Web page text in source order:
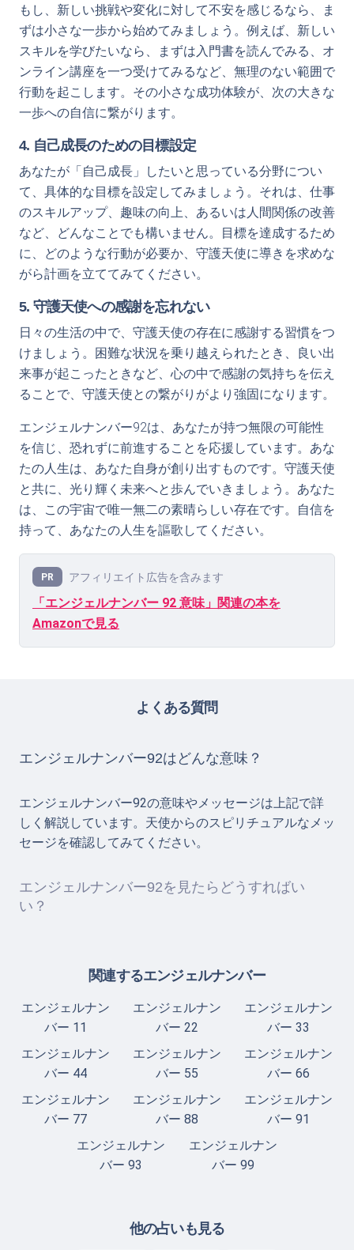
もし、新しい挑戦や変化に対して不安を感じるなら、ま
ずは小さな一歩から始めてみましょう。例えば、新しい
スキルを学びたいなら、まずは入門書を読んでみる、オ
ンライン講座を一つ受けてみるなど、無理のない範囲で
行動を起こします。その小さな成功体験が、次の大きな
一歩への自信に繋がります。
4. 自己成長のための目標設定
あなたが「自己成長」したいと思っている分野につい
て、具体的な目標を設定してみましょう。それは、仕事
のスキルアップ、趣味の向上、あるいは人間関係の改善
など、どんなことでも構いません。目標を達成するため
に、どのような行動が必要か、守護天使に導きを求めな
がら計画を立ててみてください。
5. 守護天使への感謝を忘れない
日々の生活の中で、守護天使の存在に感謝する習慣をつ
けましょう。困難な状況を乗り越えられたとき、良い出
来事が起こったときなど、心の中で感謝の気持ちを伝え
ることで、守護天使との繋がりがより強固になります。
エンジェルナンバー92は、あなたが持つ無限の可能性
を信じ、恐れずに前進することを応援しています。あな
たの人生は、あなた自身が創り出すものです。守護天使
と共に、光り輝く未来へと歩んでいきましょう。あなた
は、この宇宙で唯一無二の素晴らしい存在です。自信を
持って、あなたの人生を謳歌してください。
PR アフィリエイト広告を含みます
「エンジェルナンバー 92 意味」関連の本を
Amazonで見る
よくある質問
エンジェルナンバー92はどんな意味？
エンジェルナンバー92の意味やメッセージは上記で詳
しく解説しています。天使からのスピリチュアルなメッ
セージを確認してみてください。
エンジェルナンバー92を見たらどうすればい
い？
関連するエンジェルナンバー
エンジェルナン
バー 11
エンジェルナン
バー 22
エンジェルナン
バー 33
エンジェルナン
バー 44
エンジェルナン
バー 55
エンジェルナン
バー 66
エンジェルナン
バー 77
エンジェルナン
バー 88
エンジェルナン
バー 91
エンジェルナン
バー 93
エンジェルナン
バー 99
他の占いも見る